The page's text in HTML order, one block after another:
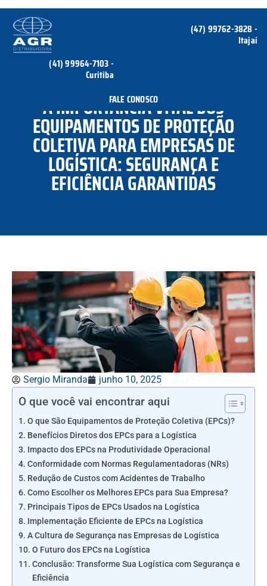
(47) 99762-3828 -
Itajaí
(41) 99964-7103 -
Curitiba
FALE CONOSCO
A IMPORTÂNCIA VITAL DOS
EQUIPAMENTOS DE PROTEÇÃO
COLETIVA PARA EMPRESAS DE
LOGÍSTICA: SEGURANÇA E
EFICIÊNCIA GARANTIDAS
Sergio Miranda junho 10, 2025
O que você vai encontrar aqui
O que São Equipamentos de Proteção Coletiva (EPCs)?
Benefícios Diretos dos EPCs para a Logística
Impacto dos EPCs na Produtividade Operacional
Conformidade com Normas Regulamentadoras (NRs)
Redução de Custos com Acidentes de Trabalho
Como Escolher os Melhores EPCs para Sua Empresa?
Principais Tipos de EPCs Usados na Logística
Implementação Eficiente de EPCs na Logística
A Cultura de Segurança nas Empresas de Logística
O Futuro dos EPCs na Logística
Conclusão: Transforme Sua Logística com Segurança e
Eficiência